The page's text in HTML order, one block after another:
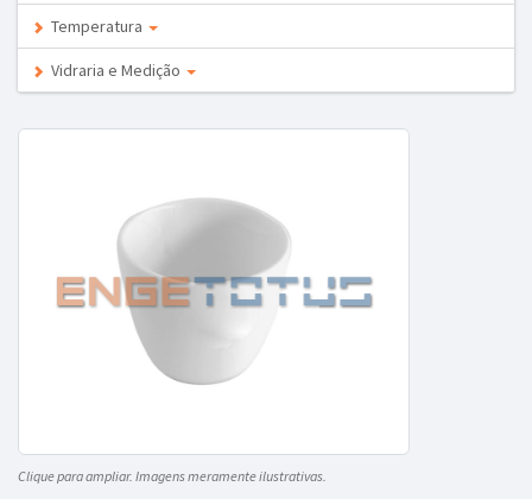
Temperatura
Vidraria e Medição
Clique para ampliar. Imagens meramente ilustrativas.